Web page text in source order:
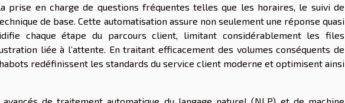
prise en charge de questions fréquentes telles que les horaires, le suivi de
de base. Cette automatisation assure non seulement une réponse quasi
chaque étape du parcours client, limitant considérablement les files
liée à l’attente. En traitant efficacement des volumes conséquents de
redéfinissent les standards du service client moderne et optimisent ainsi